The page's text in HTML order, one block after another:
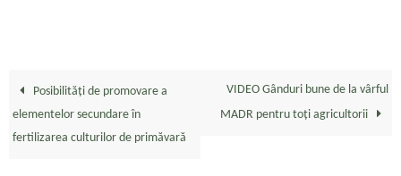
Posibilități de promovare a
elementelor secundare în
fertilizarea culturilor de primăvară
VIDEO Gânduri bune de la vârful
MADR pentru toți agricultorii